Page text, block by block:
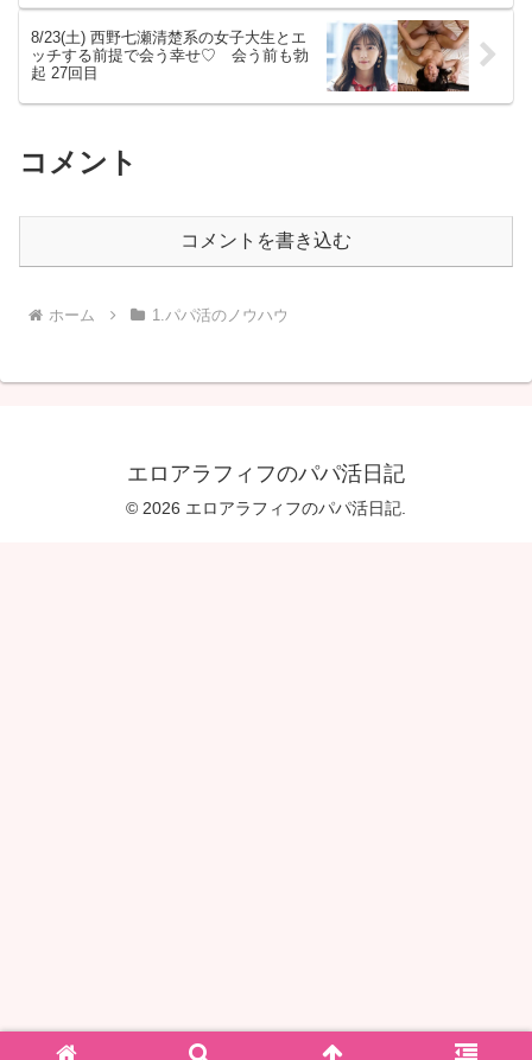
8/23(土) 西野七瀬清楚系の女子大生とエ
ッチする前提で会う幸せ♡ 会う前も勃
起 27回目
コメント
コメントを書き込む
ホーム 1.パパ活のノウハウ
エロアラフィフのパパ活日記
© 2026 エロアラフィフのパパ活日記.